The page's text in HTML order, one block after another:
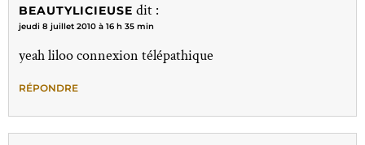
BEAUTYLICIEUSE dit :
jeudi 8 juillet 2010 à 16 h 35 min
yeah liloo connexion télépathique
RÉPONDRE